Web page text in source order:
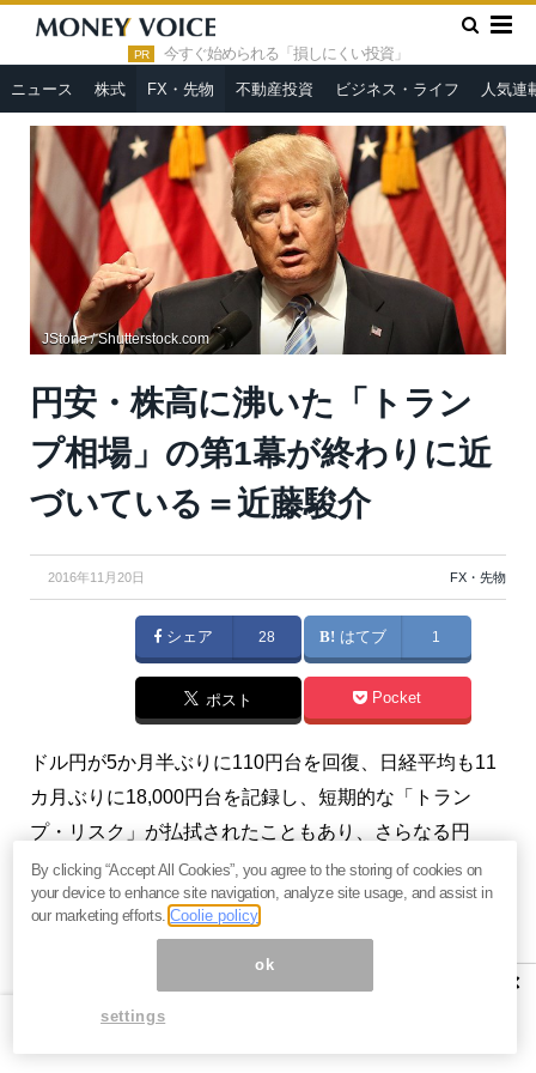
PR 今すぐ始められる「損しにくい投資」
ニュース 株式 FX・先物 不動産投資 ビジネス・ライフ 人気連
HOME » FX・先物 »
円安・株高に沸いた「トランプ相場」の
第1幕が終わりに近づいている＝近藤駿介
JStone / Shutterstock.com
円安・株高に沸いた「トラン
プ相場」の第1幕が終わりに近
づいている＝近藤駿介
2016年11月20日 FX・先物
シェア 28 はてブ 1
ポスト Pocket
ドル円が5か月半ぶりに110円台を回復、日経平均も11
カ月ぶりに18,000円台を記録し、短期的な「トラン
プ・リスク」が払拭されたこともあり、さらなる円
安、株高期待も生まれてきている。しかし、大統領選
前に高まり過ぎた「トランプ・リスク」の反動による
ドル高、株高も転換点を迎えている。（『
金融市場を通して見える世界
プロフィール：近藤駿介（こんどうしゅんすけ）
ファンドマネージャー、ストラテジストとして金融市
×
By clicking “Accept All Cookies”, you agree to the storing of cookies on
your device to enhance site navigation, analyze site usage, and assist in
our marketing efforts.Coolie policy
ok
settings